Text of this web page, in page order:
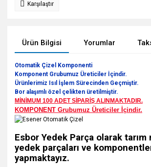
Karşılaştır
Ürün Bilgisi Yorumlar
Otomatik Çizel Komponenti
Komponent Grubumuz Üreticiler İçindir.
Ürünlerimiz Isıl İşlem Sürecinden Geçmiştir.
Bor alaşımlı özel çelikten üretilmiştir.
MİNİMUM 100 ADET SİPARİŞ ALINMAKTADIR.
KOMPONENT Grubumuz Üreticiler İçindir.
Esbor Yedek Parça olarak tarım
yedek parçaları ve
yapmaktayız.